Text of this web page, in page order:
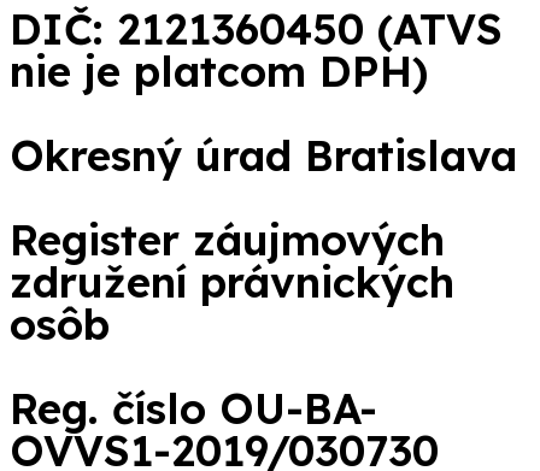
DIČ: 2121360450 (ATVS
nie je platcom DPH)
Okresný úrad Bratislava
Register záujmových
združení právnických
osôb
Reg. číslo OU-BA-
OVVS1-2019/030730